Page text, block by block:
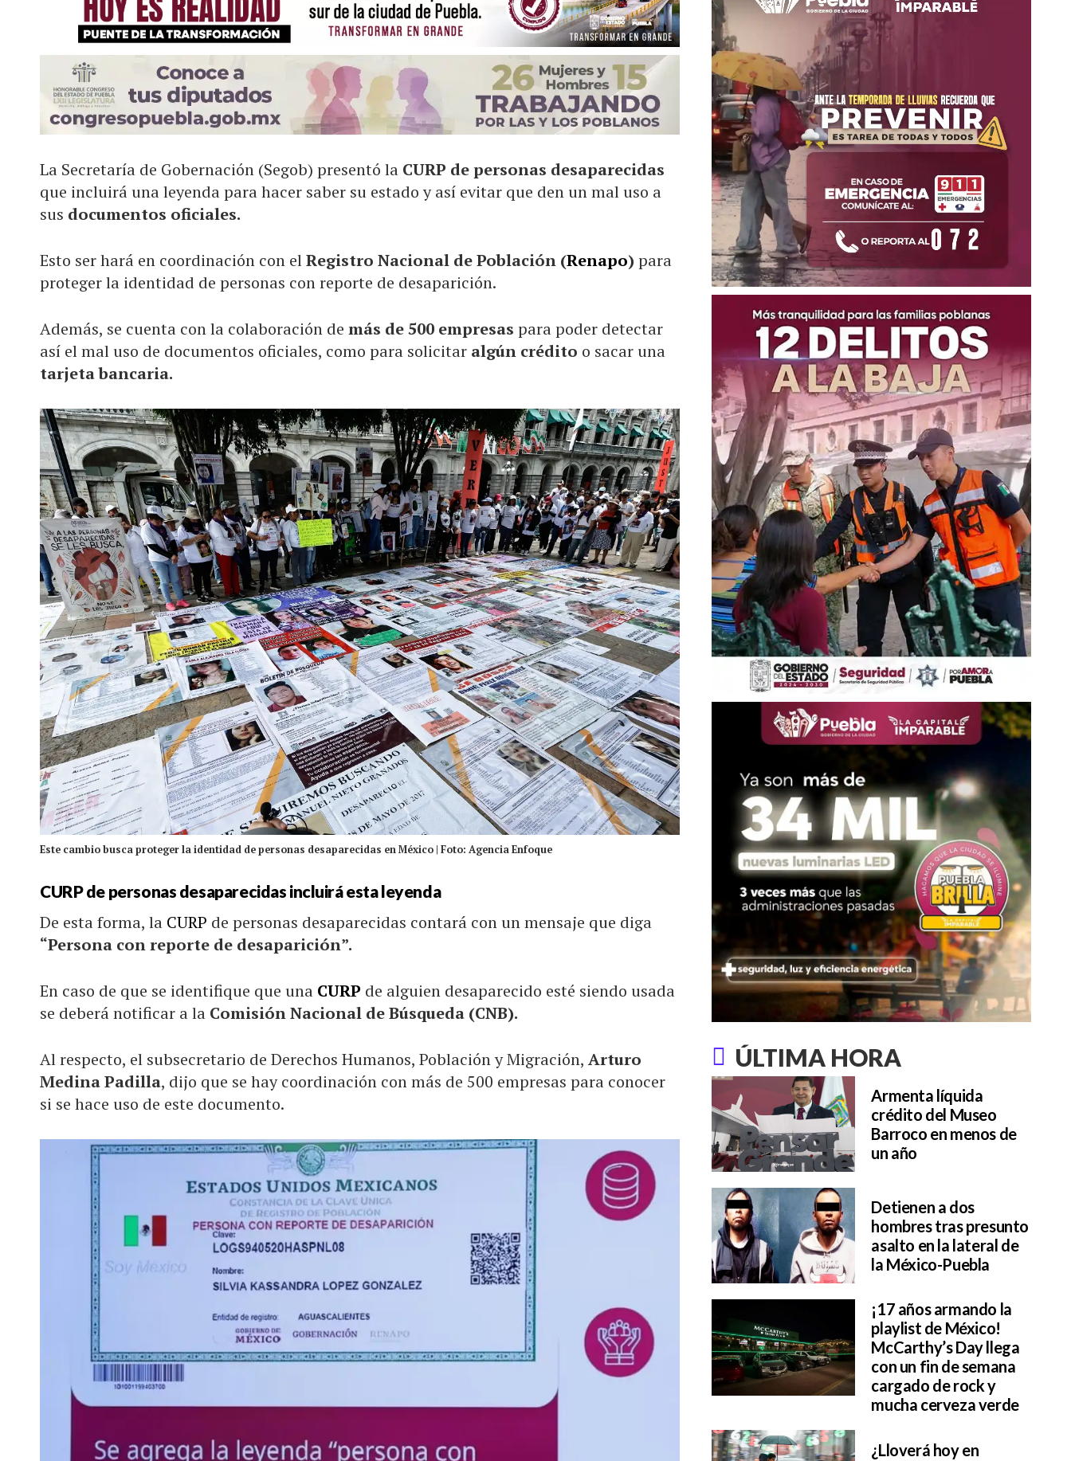
La Secretaría de Gobernación (Segob) presentó la CURP de personas desaparecidas
que incluirá una leyenda para hacer saber su estado y así evitar que den un mal uso a
sus documentos oficiales.
Esto ser hará en coordinación con elRegistro Nacional de Población (Renapo) para
proteger la identidad de personas con reporte de desaparición.
Además, se cuenta con la colaboración de más de 500 empresas para poder detectar
así el mal uso de documentos oficiales, como para solicitar algún crédito o sacar una
tarjeta bancaria.
Este cambio busca proteger la identidad de personas desaparecidas en México | Foto: Agencia Enfoque
CURP de personas desaparecidas incluirá esta leyenda
De esta forma, la CURP de personas desaparecidas contará con un mensaje que diga
“Persona con reporte de desaparición”.
En caso de que se identifique que una CURP de alguien desaparecido esté siendo usada
se deberá notificar a la Comisión Nacional de Búsqueda (CNB).
Al respecto, el subsecretario de Derechos Humanos, Población y Migración, Arturo
Medina Padilla, dijo que se hay coordinación con más de 500 empresas para conocer
si se hace uso de este documento.
ÚLTIMA HORA
Armenta líquida
crédito del Museo
Barroco en menos de
un año
Detienen a dos
hombres tras presunto
asalto en la lateral de
la México-Puebla
¡17 años armando la
playlist de México!
McCarthy’s Day llega
con un fin de semana
cargado de rock y
mucha cerveza verde
¿Lloverá hoy en